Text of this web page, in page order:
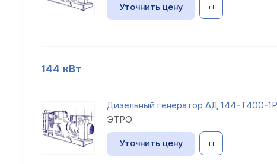
Уточнить цену
144 кВт
Дизельный генератор АД 144-Т400-1Р
ЭТРО
Уточнить цену